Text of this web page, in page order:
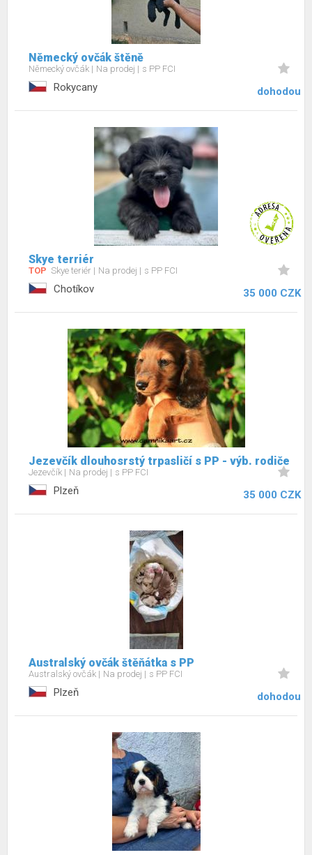
Německý ovčák štěně
Německý ovčák Na prodej s PP FCI
Rokycany dohodou
Skye terriér
TOP Skye teriér Na prodej s PP FCI
Chotíkov 35 000 CZK
Jezevčík dlouhosrstý trpasličí s PP - výb. rodiče
Jezevčík Na prodej s PP FCI
Plzeň 35 000 CZK
Australský ovčák štěňátka s PP
Australský ovčák Na prodej s PP FCI
Plzeň dohodou